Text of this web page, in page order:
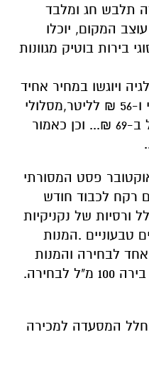
תלבש חג ומלבד
המקום, יוכלו
הפפה להינות מ-25 סוגי בירות בוטיק מגוונות
ויוגשו במחיר אחיד
של 25 ₪ לשליש, 29₪ לחצי ו-56 ₪ לליטר,מסלולי
טעימות – 6 טעימות 100 מ"ל ב-69 ₪... וכן כאמור
פסט המסורתי
רקח לכבוד חודש
ורסיות של נקניקיות
טבעוניים .המנות
לבחירה והמנות
הראשונות יוצאות עם שפיץ בירה 100 מ"ל לבחירה.
המסעדה למכירה